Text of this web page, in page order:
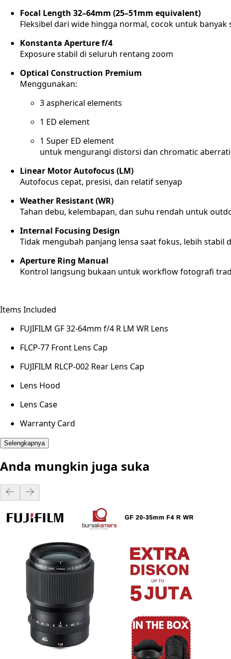
Focal Length 32–64mm (25–51mm equivalent)
Fleksibel dari wide hingga normal, cocok untuk
Konstanta Aperture f/4
Exposure stabil di seluruh rentang zoom
Optical Construction Premium
Menggunakan:
3 aspherical elements
1 ED element
1 Super ED element
untuk mengurangi distorsi dan chromatic
Linear Motor Autofocus (LM)
Autofocus cepat, presisi, dan relatif senyap
Weather Resistant (WR)
Tahan debu, kelembapan, dan suhu rendah untuk
Internal Focusing Design
Tidak mengubah panjang lensa saat fokus, lebih stabil
Aperture Ring Manual
Kontrol langsung bukaan untuk workflow fotografi
Items Included
FUJIFILM GF 32-64mm f/4 R LM WR Lens
FLCP-77 Front Lens Cap
FUJIFILM RLCP-002 Rear Lens Cap
Lens Hood
Lens Case
Warranty Card
Selengkapnya
Anda mungkin juga suka